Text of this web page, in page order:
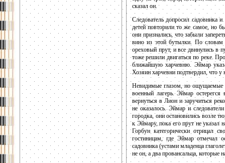
сказал он.
Следователь допросил садовника
детей повторили то же самое, но
они признались, что забыли
вино из этой бутылки. По
ореховый прут, и все двинулись в
тоже решили двигаться по реке.
ближайшую харчевню. Эймар
Хозяин харчевни подтвердил, что у
Невидимые глазом, но ощущаемые
военный лагерь. Эймар
вернуться в Лион и заручиться
не оказалось. Эймар и
городка, они остановились возле
к Эймару, пока его прут не указал
Горбун категорически отрицал
гостиницам, где Эймар отмечал
садовника (устами младенца
не он, а два провансальца, которые